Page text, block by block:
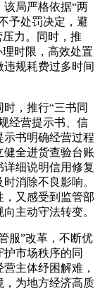
局严格依据“两
予处罚决定，避
力。同时，推
时限，高效处置
规耗费过多时间
，推行“三书同
经营提示书、信
示书明确经营过程
全进货查验台账
细说明信用修复
消除不良影响。
，又感受到监管部
主动守法转变。
服”改革，不断优
市场秩序的同
主体纾困解难，
，为地方经济高质